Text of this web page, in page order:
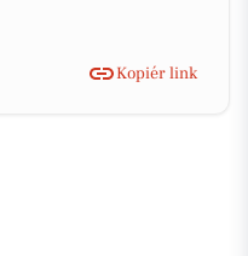
Kopiér link